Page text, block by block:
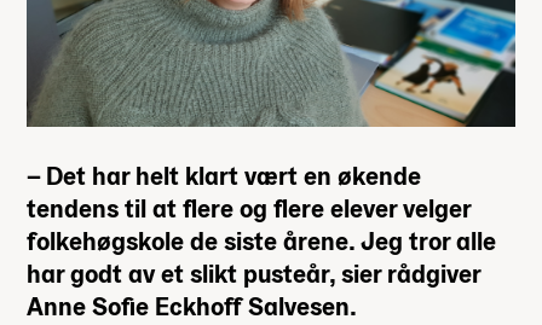
– Det har helt klart vært en økende
tendens til at flere og flere elever velger
folkehøgskole de siste årene. Jeg tror alle
har godt av et slikt pusteår, sier rådgiver
Anne Sofie Eckhoff Salvesen.